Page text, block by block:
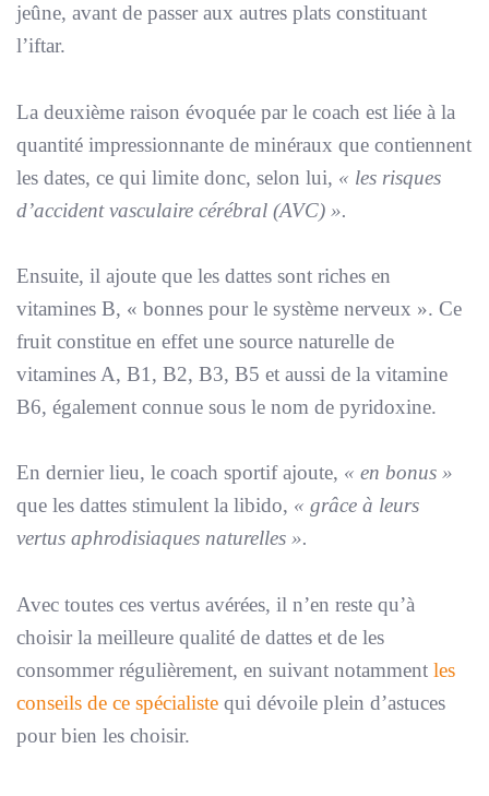
jeûne, avant de passer aux autres plats constituant
l’iftar.
La deuxième raison évoquée par le coach est liée à la
quantité impressionnante de minéraux que contiennent
les dates, ce qui limite donc, selon lui, « les risques
d’accident vasculaire cérébral (AVC) ».
Ensuite, il ajoute que les dattes sont riches en
vitamines B, « bonnes pour le système nerveux ». Ce
fruit constitue en effet une source naturelle de
vitamines A, B1, B2, B3, B5 et aussi de la vitamine
B6, également connue sous le nom de pyridoxine.
En dernier lieu, le coach sportif ajoute, « en bonus »
que les dattes stimulent la libido, « grâce à leurs
vertus aphrodisiaques naturelles ».
Avec toutes ces vertus avérées, il n’en reste qu’à
choisir la meilleure qualité de dattes et de les
consommer régulièrement, en suivant notamment les
conseils de ce spécialiste qui dévoile plein d’astuces
pour bien les choisir.